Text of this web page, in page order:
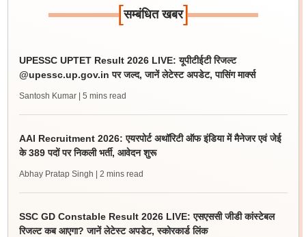
[सम्बंधित खबर]
UPESSC UPTET Result 2026 LIVE: यूपीटीईटी रिजल्ट
@upessc.up.gov.in पर जल्द, जानें लेटेस्ट अपडेट, पासिंग मार्क्स
Santosh Kumar | 5 mins read
AAI Recruitment 2026: एयरपोर्ट अथॉरिटी ऑफ इंडिया में मैनेजर एवं जेई
के 389 पदों पर निकली भर्ती, आवेदन शुरू
Abhay Pratap Singh | 2 mins read
SSC GD Constable Result 2026 LIVE: एसएससी जीडी कांस्टेबल
रिजल्ट कब आएगा? जानें लेटेस्ट अपडेट, स्कोरकार्ड लिंक